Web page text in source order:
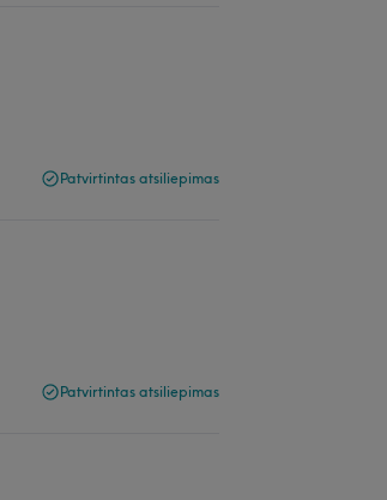
Patvirtintas atsiliepimas
Patvirtintas atsiliepimas